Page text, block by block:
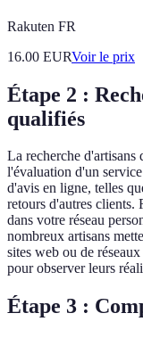
Rakuten FR
16.00 EURVoir le prix
Étape 2 :
qualifiés
La recherche d'artisans
l'évaluation d'un
d'avis en ligne, telles
retours d'autres clients.
dans votre réseau
nombreux artisans
sites web ou de
pour observer leurs
Étape 3 :